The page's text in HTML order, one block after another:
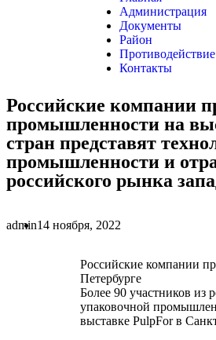
Администрация
Документы
Район
Контакты
Российские компании
промышленности на
стран представят
промышленности и
российского рынка
admin14 ноября, 2022
Российские компании
Петербурге
Более 90 участников из
упаковочной
выставке PulpFor в